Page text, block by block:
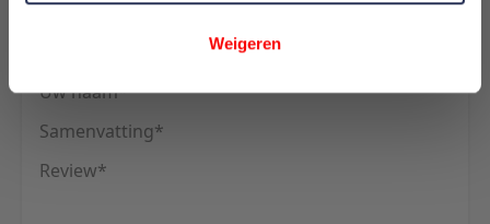
Weigeren
(Spring Mattress) - stof 551
Uw naam
Samenvatting
Review